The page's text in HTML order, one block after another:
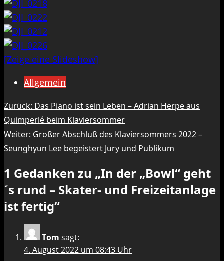
[Zeige eine Slideshow]
Allgemein
Beitragsnavigation
Zurück: Das Piano ist sein Leben – Adrian Herpe aus
Quimperlé beim Klaviersommer
Weiter: Großer Abschluß des Klaviersommers 2022 –
Seunghyun Lee begeistert Jury und Publikum
1 Gedanken zu „In der „Bowl“ geht
´s rund – Skater- und Freizeitanlage
ist fertig“
Tom sagt:
4. August 2022 um 08:43 Uhr